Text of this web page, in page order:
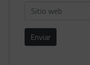
Sitio
Enviar